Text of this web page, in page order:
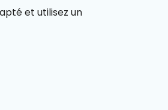
et utilisez un